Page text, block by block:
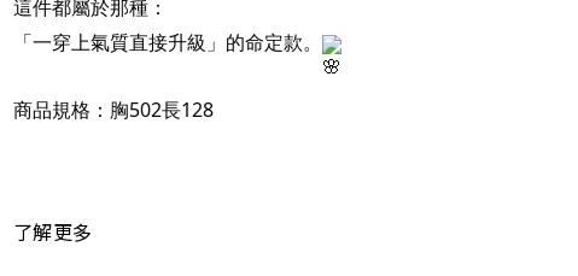
這件都屬於那種：
「一穿上氣質直接升級」的命定款。
商品規格：胸502長128
了解更多